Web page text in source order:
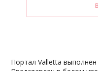
Портал Valletta выполнен